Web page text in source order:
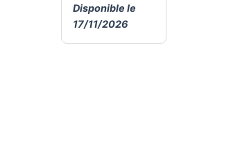
Disponible le
17/11/2026